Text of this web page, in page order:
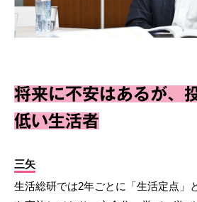
将来に不安はあるが、
低い生活者
三矢
生活総研では2年ごとに「生活定点」